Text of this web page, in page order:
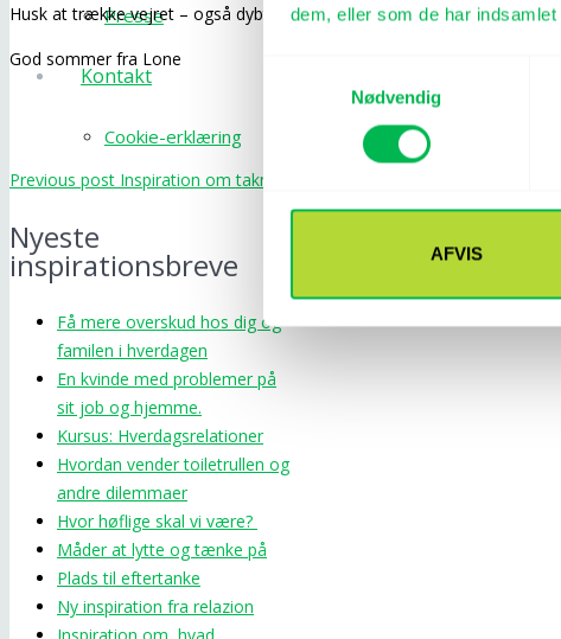
dem, eller som de har
Nødvendig
AFVIS
Presse
Kontakt
Cookie-erklæring
Husk at trække vejret – også dybt. Vejret kan kun trækkes i nutid og
God sommer fra Lone
Previous post Inspiration om taknemmelighed
Nyeste
inspirationsbreve
Få mere overskud hos dig og
familen i hverdagen
En kvinde med problemer på
sit job og hjemme.
Kursus: Hverdagsrelationer
Hvordan vender toiletrullen og
andre dilemmaer
Hvor høflige skal vi være?
Måder at lytte og tænke på
Plads til eftertanke
Ny inspiration fra relazion